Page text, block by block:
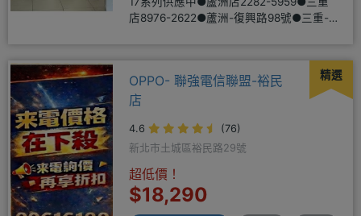
店8976-2622●蘆洲-復興路98號●三重-
精選
OPPO- 聯強電信聯盟-裕民
店
4.6
(76)
新北市土城區裕民路29號
超低價！
$18,290